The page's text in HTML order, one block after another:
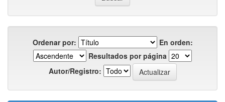
Ordenar por:
En orden:
Resultados por página
Autor/Registro: